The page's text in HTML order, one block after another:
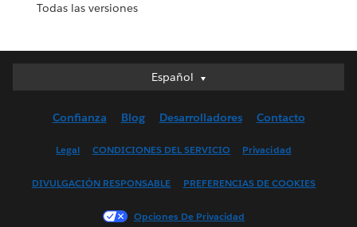
Todas las versiones
Español
Español
English (UK)
Français (France)
Confianza Blog Desarrolladores Contacto
Legal CONDICIONES DEL SERVICIO Privacidad
DIVULGACIÓN RESPONSABLE PREFERENCIAS DE COOKIES
Opciones De Privacidad